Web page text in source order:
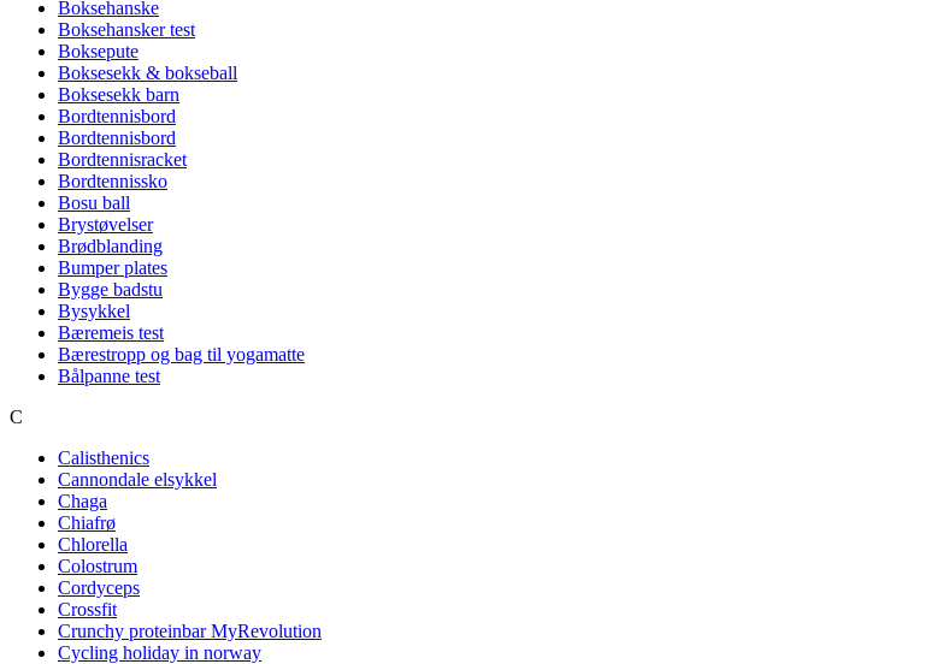
Boksehanske
Boksehansker test
Boksepute
Boksesekk & bokseball
Boksesekk barn
Bordtennisbord
Bordtennisbord
Bordtennisracket
Bordtennissko
Bosu ball
Brystøvelser
Brødblanding
Bumper plates
Bygge badstu
Bysykkel
Bæremeis test
Bærestropp og bag til yogamatte
Bålpanne test
C
Calisthenics
Cannondale elsykkel
Chaga
Chiafrø
Chlorella
Colostrum
Cordyceps
Crossfit
Crunchy proteinbar MyRevolution
Cycling holiday in norway